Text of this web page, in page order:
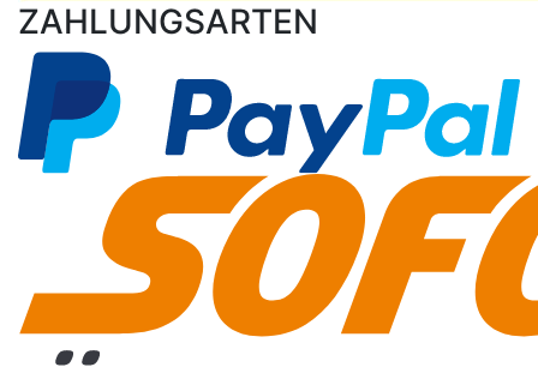
ZAHLUNGSARTEN